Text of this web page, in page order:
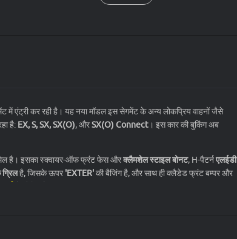
में एंट्री कर रही है। यह नया मॉडल इस सेगमेंट के अन्य लोकप्रिय वाहनों जैसे
है: EX, S, SX, SX(O), औरSX(O) Connect । इस कार की बुकिंग अब
है। इसका स्क्वायर-ऑफ फ्रंट फेस औरक्लैमशेल स्टाइल बोनट, H-पैटर्नएलईडी
है, जिसके ऊपर 'EXTER'की बैजिंग है, और साथ ही क्लैडेड फ्रंट बम्पर और